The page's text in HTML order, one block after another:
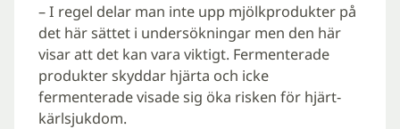
– I regel delar man inte upp mjölkprodukter på
det här sättet i undersökningar men den här
visar att det kan vara viktigt. Fermenterade
produkter skyddar hjärta och icke
fermenterade visade sig öka risken för hjärt-
kärlsjukdom.